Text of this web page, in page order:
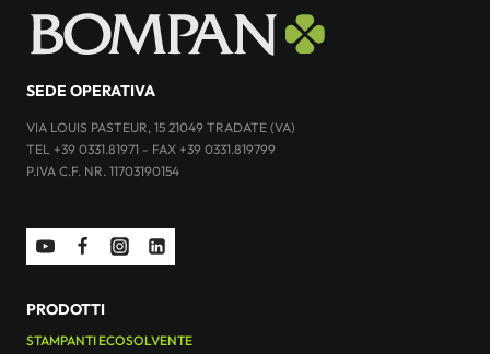
SEDE OPERATIVA
VIA LOUIS PASTEUR, 15 21049 TRADATE (VA)
TEL +39 0331.81971 - FAX +39 0331.819799
P.IVA C.F. NR. 11703190154
PRODOTTI
STAMPANTI ECOSOLVENTE